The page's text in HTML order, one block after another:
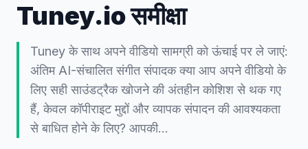
Tuney.io समीक्षा
Tuney के साथ अपने वीडियो सामग्री को ऊंचाई पर ले जाएं:
अंतिम AI-संचालित संगीत संपादक क्या आप अपने वीडियो के
लिए सही साउंडट्रैक खोजने की अंतहीन कोशिश से थक गए
हैं, केवल कॉपीराइट मुद्दों और व्यापक संपादन की आवश्यकता
से बाधित होने के लिए? आपकी...